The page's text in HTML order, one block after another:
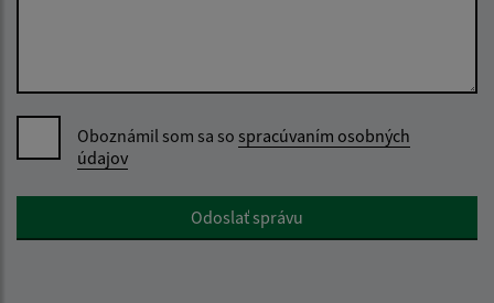
Oboznámil som sa so spracúvaním osobných
údajov
Google reCaptcha ResponseOdoslať správu